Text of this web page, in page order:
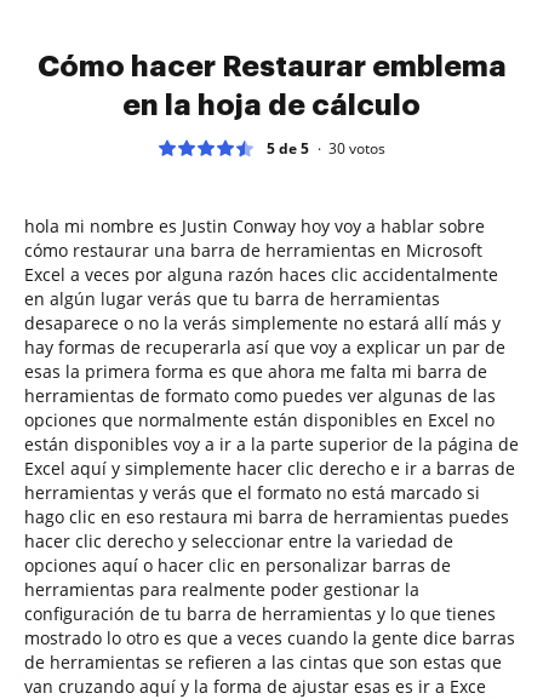
Cómo hacer Restaurar emblema
en la hoja de cálculo
5 de 5 30votos
hola mi nombre es Justin Conway hoy voy a hablar sobre
cómo restaurar una barra de herramientas en Microsoft
Excel a veces por alguna razón haces clic accidentalmente
en algún lugar verás que tu barra de herramientas
desaparece o no la verás simplemente no estará allí más y
hay formas de recuperarla así que voy a explicar un par de
esas la primera forma es que ahora me falta mi barra de
herramientas de formato como puedes ver algunas de las
opciones que normalmente están disponibles en Excel no
están disponibles voy a ir a la parte superior de la página de
Excel aquí y simplemente hacer clic derecho e ir a barras de
herramientas y verás que el formato no está marcado si
hago clic en eso restaura mi barra de herramientas puedes
hacer clic derecho y seleccionar entre la variedad de
opciones aquí o hacer clic en personalizar barras de
herramientas para realmente poder gestionar la
configuración de tu barra de herramientas y lo que tienes
mostrado lo otro es que a veces cuando la gente dice barras
de herramientas se refieren a las cintas que son estas que
van cruzando aquí y la forma de ajustar esas es ir a Exce